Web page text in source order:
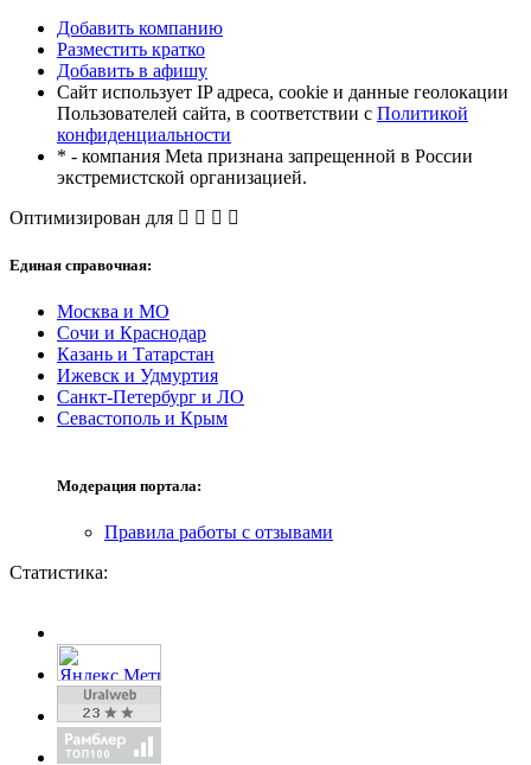
Добавить компанию
Разместить кратко
Добавить в афишу
Сайт использует IP адреса, cookie и данные геолокации
Пользователей сайта, в соответствии с Политикой
конфиденциальности
* - компания Meta признана запрещенной в России
экстремистской организацией.
Оптимизирован для
Единая справочная:
Москва и МО
Сочи и Краснодар
Казань и Татарстан
Ижевск и Удмуртия
Санкт-Петербург и ЛО
Севастополь и Крым
Модерация портала:
Правила работы с отзывами
Статистика: